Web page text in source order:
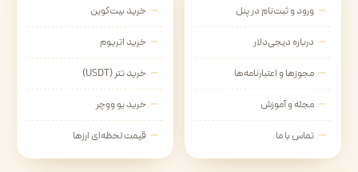
ورود و ثبت‌نام در پنل
درباره دیجی‌دلار
مجوزها و اعتبارنامه‌ها
مجله و آموزش
تماس با ما
خرید بیت‌کوین
خرید اتریوم
خرید تتر (USDT)
خرید یو ووچر
قیمت لحظه‌ای ارزها